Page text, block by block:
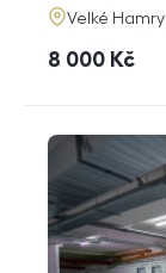
adresa
Velké Hamry
cena
8 000 Kč